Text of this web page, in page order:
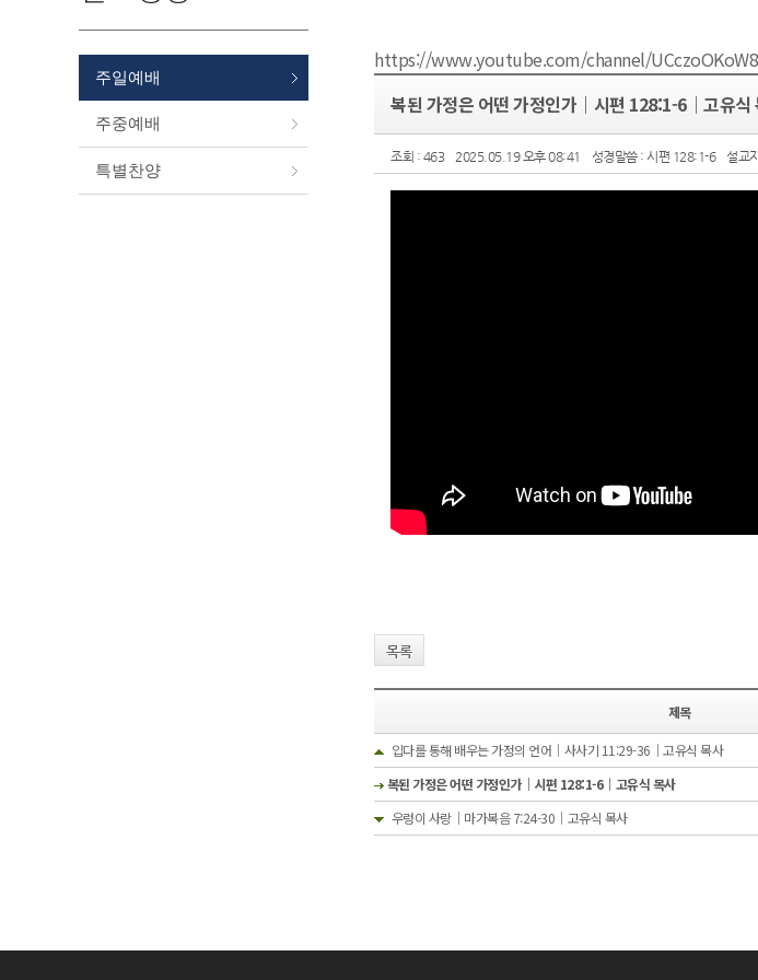
주일예배
주중예배
특별찬양
https://www.youtube.com/channel/
복된 가정은 어떤 가정인가｜시편 128:1-6｜고유식
조회 : 463 2025.05.19 오후 08:41 성경말씀 : 시편 128:1-6 설교
목록
제목
입다를 통해 배우는 가정의 언어｜사사기 11:29-36｜고유식 목사
복된 가정은 어떤 가정인가｜시편 128:1-6｜고유식 목사
우렁이 사랑｜마가복음 7:24-30｜고유식 목사